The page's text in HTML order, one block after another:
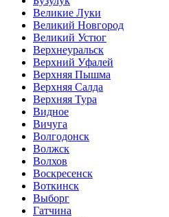
Великие Луки
Великий Новгород
Великий Устюг
Верхнеуральск
Верхний Уфалей
Верхняя Пышма
Верхняя Салда
Верхняя Тура
Видное
Вичуга
Волгодонск
Волжск
Волхов
Воскресенск
Воткинск
Выборг
Гатчина